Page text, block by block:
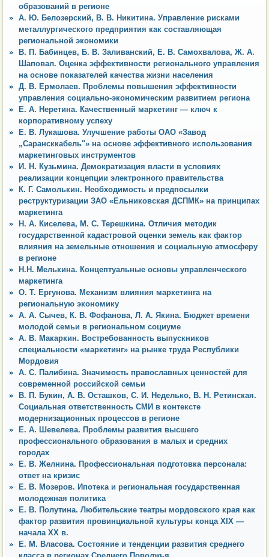
образований в регионе
А. Ю. Белозерский, В. В. Никитина. Управление рисками
металлургического предприятия как составляющая
региональной экономики
В. П. Бабинцев, Б. В. Заливанский, Е. В. Самохвалова, Ж. А.
Шаповал. Оценка эффективности регионального управления
на основе показателей качества жизни населения
Д. В. Ермолаев. Проблемы повышения эффективности
управления социально-экономическим развитием региона
Е. А. Неретина. Качественный маркетинг — ключ к
корпоративному успеху
Е. В. Лукашова. Улучшение работы ОАО «Завод
„Сарансккабель"» на основе эффективного использования
маркетинговых инструментов
И. Н. Кузьмина. Демократизация власти в условиях
реализации концепции электронного правительства
К. Г. Самолькин. Необходимость и предпосылки
реструктуризации ЗАО «Ельниковская ДСПМК» на принципах
маркетинга
Н. А. Киселева, М. С. Терешкина. Отличия методик
государственной кадастровой оценки земель как фактор
влияния на земельные отношения и социальную атмосферу
в регионе
Н.Н. Мелькина. Концептуальные основы управленческого
маркетинга
О. Т. Ергунова. Механизм влияния маркетинга на
региональную экономику
А. А. Сычев, К. В. Фофанова, Л. А. Якина. Бюджет времени
молодой семьи в региональном социуме
А. В. Макаркин. Востребованность выпускников
специальности «маркетинг» на рынке труда Республики
Мордовия
А. С. Палибина. Значимость православных ценностей для
современной российской семьи
В. П. Букин, А. В. Осташков, С. И. Неделько, В. Н. Ретинская.
Социальная ответственность СМИ в контексте
модернизационных процессов в регионе
Е. А. Шевелева. Проблемы развития высшего
профессионального образования в малых и средних
городах
Е. В. Желнина. Профессиональная подготовка персонала:
ответ на кризис
Е. В. Мозеров. Ипотека и региональная государственная
молодежная политика
Е. В. Полутина. Любительские театры мордовского края как
фактор развития провинциальной культуры конца XIX —
начала ХХ в.
Е. М. Власова. Состояние и тенденции развития среднего
класса в регионах Среднего Поволжья